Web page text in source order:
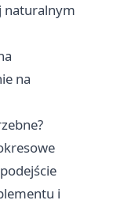
naturalnym
na
i